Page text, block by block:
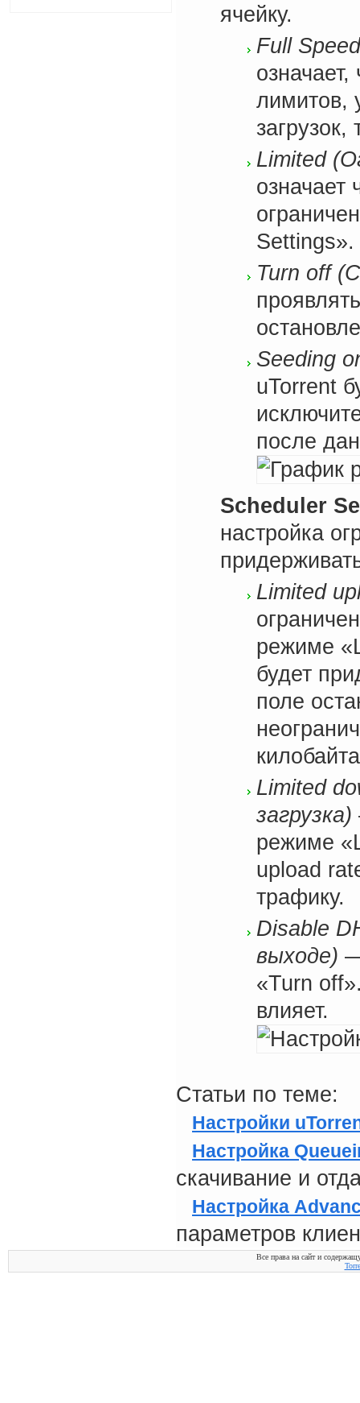
ячейку.
Full
лимитов,
загрузок,
Limited
означает
Settings».
Turn off
Seeding
uTorrent
после
Scheduler
настройка
Limited
режиме
будет
поле
Limited
загрузка)
режиме
upload
трафику.
Disable
выходе)
«Turn
влияет.
Статьи по теме:
Настройки
Настройка
скачивание и
Настройка
параметров
Все права на сайт и